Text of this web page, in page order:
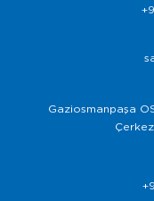
Gaziosmanpaşa